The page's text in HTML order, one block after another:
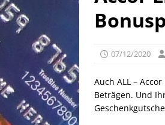
07/12/2020
Auch ALL –
Beträgen. Und